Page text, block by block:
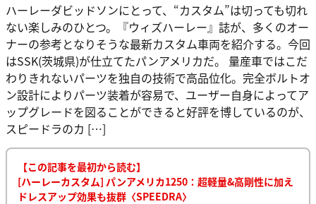
ハーレーダビッドソンにとって、“カスタム”は切っても切れ
ない楽しみのひとつ。『ウィズハーレー』誌が、多くのオー
ナーの参考となりそうな最新カスタム車両を紹介する。今回
はSSK(茨城県)が仕立てたパンアメリカだ。 量産車ではこだ
わりきれないパーツを独自の技術で高品位化。完全ボルトオ
ン設計によりパーツ装着が容易で、ユーザー自身によってア
ップグレードを図ることができると好評を博しているのが、
スピードラのカ […]
【この記事を最初から読む】
[ハーレーカスタム] パンアメリカ1250：超軽量&高剛性に加え
ドレスアップ効果も抜群〈SPEEDRA〉